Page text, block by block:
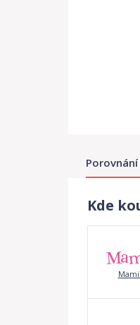
Porovnání
Kde